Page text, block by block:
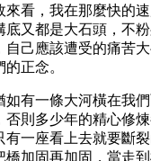
來看，我在那麼快的
底又都是大石頭，不
己應該遭受的痛苦大
正念。
如有一條大河橫在我
否則多少年的精心修
有一座看上去就要斷
橋加固再加固，當走